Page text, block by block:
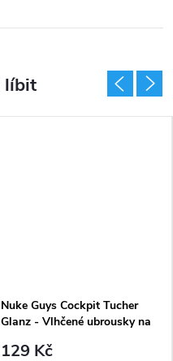
Nuke Guys Cockpit Tucher
Glanz - Vlhčené ubrousky na
129 Kč